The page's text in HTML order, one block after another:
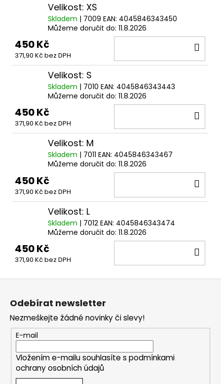
Velikost: XS
Skladem | 7009 EAN: 4045846343450
Můžeme doručit do: 11.8.2026
450 Kč
371,90 Kč bez DPH
Velikost: S
Skladem | 7010 EAN: 4045846343443
Můžeme doručit do: 11.8.2026
450 Kč
371,90 Kč bez DPH
Velikost: M
Skladem | 7011 EAN: 4045846343467
Můžeme doručit do: 11.8.2026
450 Kč
371,90 Kč bez DPH
Velikost: L
Skladem | 7012 EAN: 4045846343474
Můžeme doručit do: 11.8.2026
450 Kč
371,90 Kč bez DPH
POTTER
399
Kč
Odebírat newsletter
Nezmeškejte žádné novinky či slevy!
E-mail
Vložením e-mailu souhlasíte s podmínkami
ochrany osobních údajů